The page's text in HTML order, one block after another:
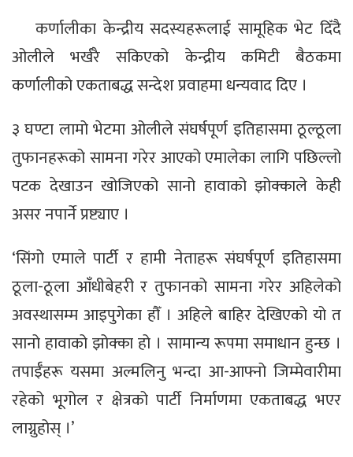
कर्णालीका केन्द्रीय सदस्यहरूलाई सामूहिक भेट दिँदै
ओलीले भर्खरै सकिएको केन्द्रीय कमिटी बैठकमा
कर्णालीको एकताबद्ध सन्देश प्रवाहमा धन्यवाद दिए ।
३ घण्टा लामो भेटमा ओलीले संघर्षपूर्ण इतिहासमा ठूल्ठूला
तुफानहरूको सामना गरेर आएको एमालेका लागि पछिल्लो
पटक देखाउन खोजिएको सानो हावाको झोक्काले केही
असर नपार्ने प्रष्ट्याए ।
‘सिंगो एमाले पार्टी र हामी नेताहरू संघर्षपूर्ण इतिहासमा
ठूला-ठूला आँधीबेहरी र तुफानको सामना गरेर अहिलेको
अवस्थासम्म आइपुगेका हौँ । अहिले बाहिर देखिएको यो त
सानो हावाको झोक्का हो । सामान्य रूपमा समाधान हुन्छ ।
तपाईँहरू यसमा अल्मलिनु भन्दा आ-आफ्नो जिम्मेवारीमा
रहेको भूगोल र क्षेत्रको पार्टी निर्माणमा एकताबद्ध भएर
लाग्नुहोस् ।’